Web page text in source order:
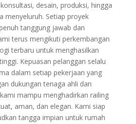
desain, produksi, hingga
menyeluruh. Setiap proyek
tanggung jawab dan
terus mengikuti perkembangan
terbaru untuk menghasilkan
Kepuasan pelanggan selalu
dalam setiap pekerjaan yang
dukungan tenaga ahli dan
mampu menghadirkan railing
aman, dan elegan. Kami siap
tangga impian untuk rumah